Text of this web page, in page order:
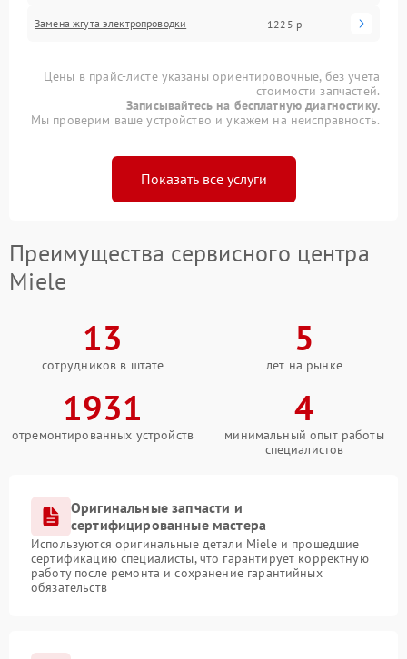
Замена жгута электропроводки 1225 р
Цены в прайс-листе указаны ориентировочные, без учета
стоимости запчастей.
Записывайтесь на бесплатную диагностику.
Мы проверим ваше устройство и укажем на неисправность.
Показать все услуги
Преимущества сервисного центра
Miele
13
сотрудников в штате
5
лет на рынке
1931
отремонтированных устройств
4
минимальный опыт работы
специалистов
Оригинальные запчасти и
сертифицированные мастера
Используются оригинальные детали Miele и прошедшие
сертификацию специалисты, что гарантирует корректную
работу после ремонта и сохранение гарантийных
обязательств